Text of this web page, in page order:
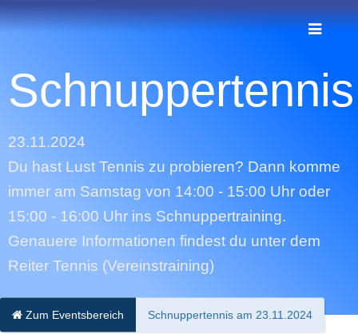
Schnuppertennis
23.11.2024
Du hast Lust Tennis zu probieren? Dann komme
immer am Samstag von 14:00 - 15:00 Uhr oder
15:00 - 16:00 Uhr ins Schnuppertraining.
Genauere Informationen findest du unter dem
Reiter Tennis (Vereinstraining)
Zum Eventsbereich Schnuppertennis am 23.11.2024